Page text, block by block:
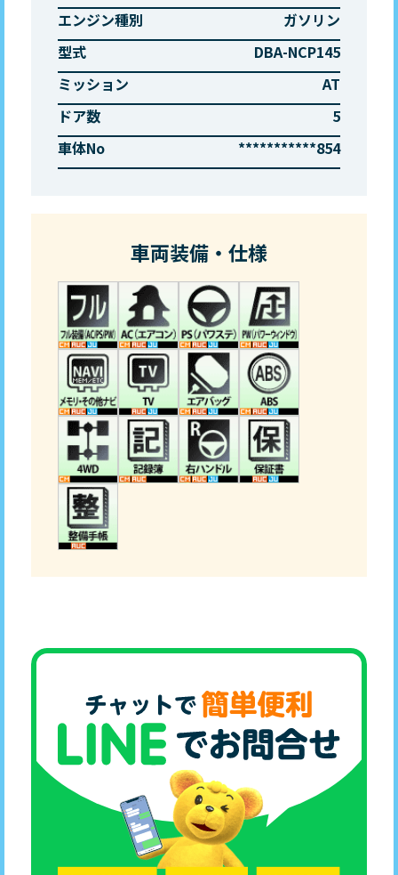
エンジン種別
ガソリン
型式
DBA-NCP145
ミッション
AT
ドア数
5
車体No
***********854
車両装備・仕様